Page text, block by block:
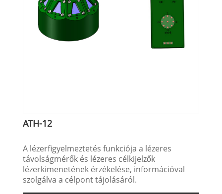
ATH-12
A lézerfigyelmeztetés funkciója a lézeres
távolságmérők és lézeres célkijelzők
lézerkimenetének érzékelése, információval
szolgálva a célpont tájolásáról.